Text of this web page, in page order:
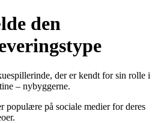
den
der er kendt for sin rolle i
– nybyggerne.
populære på sociale medier for deres